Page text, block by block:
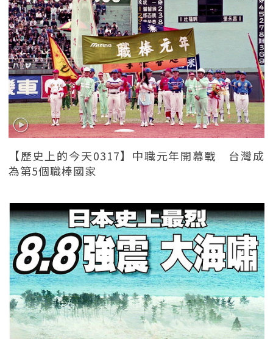
【歷史上的今天0317】中職元年開幕戰 台灣成
為第5個職棒國家